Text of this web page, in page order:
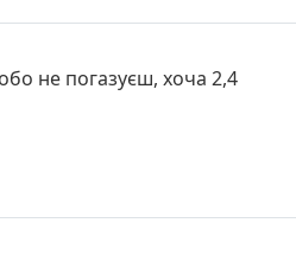
не погазуєш, хоча 2,4